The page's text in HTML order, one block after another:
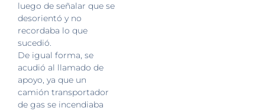
luego de señalar que se
desorientó y no
recordaba lo que
sucedió.
De igual forma, se
acudió al llamado de
apoyo, ya que un
camión transportador
de gas se incendiaba